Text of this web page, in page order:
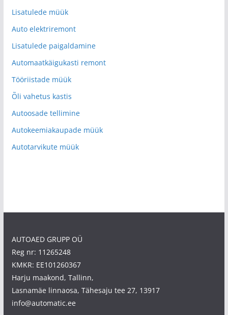
Lisatulede müük
Auto elektriremont
Lisatulede paigaldamine
Automaatkäigukasti remont
Tööriistade müük
Õli vahetus kastis
Autoosade tellimine
Autokeemiakaupade müük
Autotarvikute müük
AUTOAED GRUPP OÜ
Reg nr: 11265248
KMKR: EE101260367
Harju maakond, Tallinn,
Lasnamäe linnaosa, Tähesaju tee 27, 13917
info@automatic.ee